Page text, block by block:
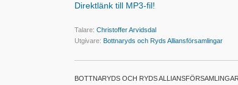
Direktlänk till MP3-fil!
Talare: Christoffer Arvidsdal
Utgivare: Bottnaryds och Ryds Alliansförsamlingar
BOTTNARYDS OCH RYDS